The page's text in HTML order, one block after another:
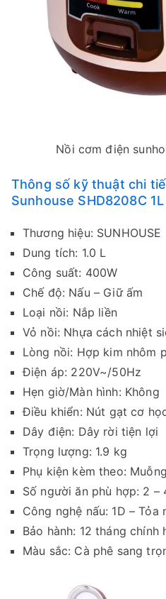
Nồi cơm điện
Thông số kỹ thuật chi
Sunhouse SHD8208C 1L
Thương hiệu: SUNHOUSE
Dung tích: 1.0 L
Công suất: 400W
Chế độ: Nấu – Giữ ấm
Loại nồi: Nắp liền
Vỏ nồi: Nhựa cách nhiệt
Lòng nồi: Hợp kim nhôm
Điện áp: 220V~/50Hz
Hẹn giờ/Màn hình: Không
Điều khiển: Nút gạt cơ
Dây điện: Dây rời tiện lợi
Trọng lượng: 1.9 kg
Phụ kiện kèm theo:
Số người ăn phù hợp: 2 –
Công nghệ nấu: 1D –
Bảo hành: 12 tháng chính
Màu sắc: Cà phê sang